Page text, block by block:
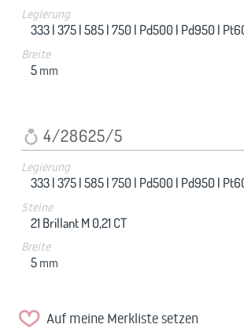
Legierung
333 |375 |585 |750 | Pd500 | Pd950 |
Breite
5 mm
4/28625/5
Legierung
333 |375 |585 |750 | Pd500 | Pd950 |
Steine
21 Brillant M 0,21 CT
Breite
5 mm
Auf meine Merkliste setzen